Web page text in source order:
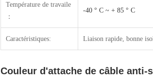
Température de travaile
：
-40 ° C ~ + 85 ° C
Caractéristiques: Liaison rapide, bonne
Couleur d'attache de câble anti-